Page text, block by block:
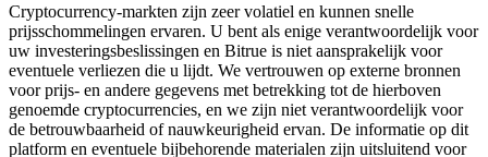
Exclusive for BitMart Users
Register & Trade to Win 500,000 USDT
Cryptocurrency-markten zijn zeer volatiel en kunnen snelle
prijsschommelingen ervaren. U bent als enige verantwoordelijk voor
uw investeringsbeslissingen en Bitrue is niet aansprakelijk voor
eventuele verliezen die u lijdt. We vertrouwen op externe bronnen
voor prijs- en andere gegevens met betrekking tot de hierboven
genoemde cryptocurrencies, en we zijn niet verantwoordelijk voor
de betrouwbaarheid of nauwkeurigheid ervan. De informatie op dit
platform en eventuele bijbehorende materialen zijn uitsluitend voor